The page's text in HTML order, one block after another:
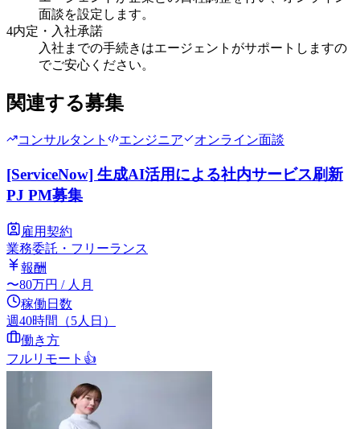
面談を設定します。
4内定・入社承諾
入社までの手続きはエージェントがサポートしますの
でご安心ください。
関連する募集
コンサルタント エンジニア オンライン面談
[ServiceNow] 生成AI活用による社内サービス刷新
PJ PM募集
雇用契約
業務委託・フリーランス
報酬
〜80万円 / 人月
稼働日数
週40時間（5人日）
働き方
フルリモート 👍